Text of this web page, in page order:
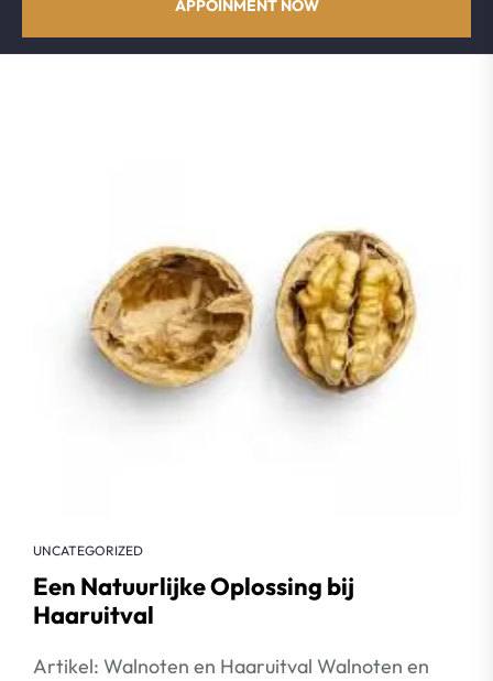
APPOINMENT NOW
UNCATEGORIZED
Een Natuurlijke Oplossing bij
Haaruitval
Artikel: Walnoten en Haaruitval Walnoten en